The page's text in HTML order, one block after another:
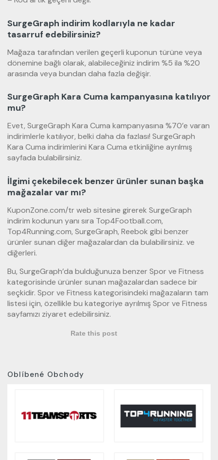
SurgeGraph indirim kodlarıyla ne kadar
tasarruf edebilirsiniz?
Mağaza tarafından verilen geçerli kuponun türüne veya
dönemine bağlı olarak, alabileceğiniz indirim %5 ila %20
arasında veya bundan daha fazla değişir.
SurgeGraph Kara Cuma kampanyasına katılıyor
mu?
Evet, SurgeGraph Kara Cuma kampanyasına %70’e varan
indirimlerle katılıyor, belki daha da fazlası! SurgeGraph
Kara Cuma indirimlerini Kara Cuma etkinliğine ayrılmış
sayfada bulabilirsiniz.
İlgimi çekebilecek benzer ürünler sunan başka
mağazalar var mı?
KuponZone.com/tr web sitesine girerek SurgeGraph
indirim kodunun yanı sıra Top4Football.com,
Top4Running.com, SurgeGraph, Reebok gibi benzer
ürünler sunan diğer mağazalardan da bulabilirsiniz. ve
diğerleri.
Bu, SurgeGraph’da bulduğunuza benzer Spor ve Fitness
kategorisinde ürünler sunan mağazalardan sadece bir
seçkidir. Spor ve Fitness kategorisindeki mağazaların tam
listesi için, özellikle bu kategoriye ayrılmış Spor ve Fitness
sayfamızı ziyaret edebilirsiniz.
Rate this post
Oblíbené Obchody